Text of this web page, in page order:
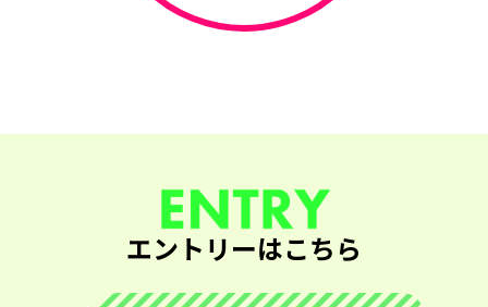
エントリーはこちら